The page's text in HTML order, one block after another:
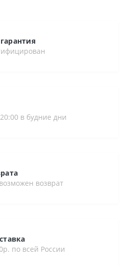
в будние дни
возврат
по всей России